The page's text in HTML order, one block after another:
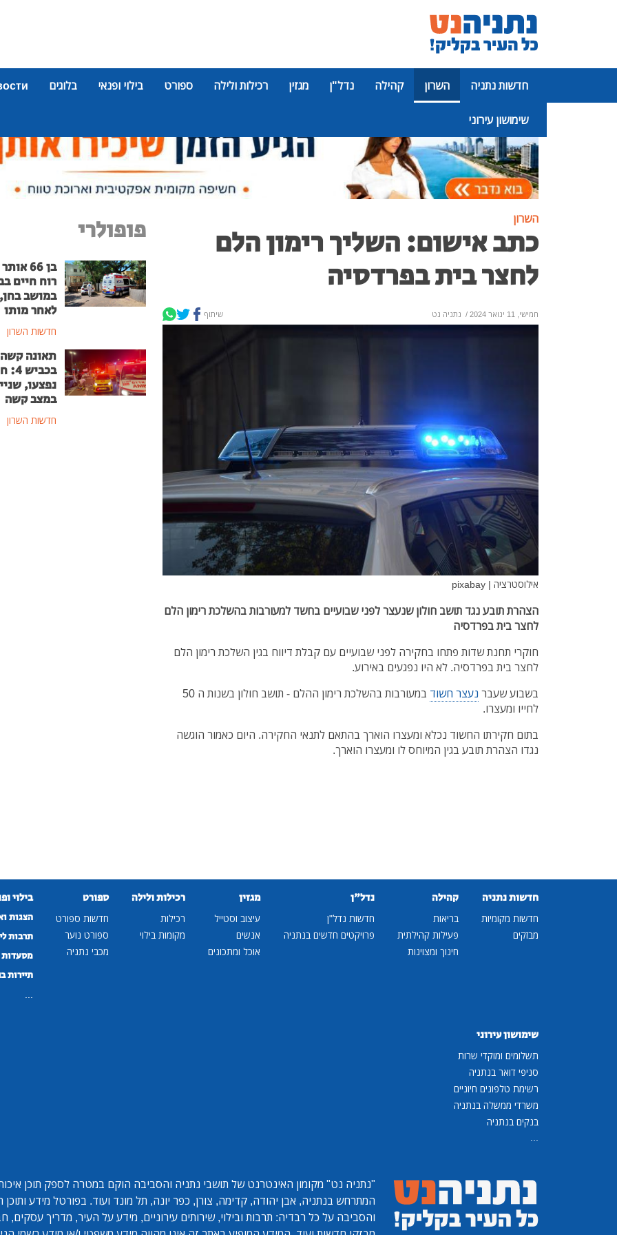
חדשות נתניה השרון קהילה נדל"ן מגזין רכילות ולילה ספורט בילוי ופנאי בלוגים
שימושון עירוני
פרסומת
השרון
כתב אישום: השליך רימון הלם
לחצר בית בפרדסיה
חמישי, 11 ינואר 2024 / נתניה נט שיתוף
אילוסטרציה | pixabay
הצהרת תובע נגד תושב חולון שנעצר לפני שבועיים בחשד למעורבות בהשלכת רימון הלם
לחצר בית בפרדסיה
חוקרי תחנת שדות פתחו בחקירה לפני שבועיים עם קבלת דיווח בגין השלכת רימון הלם
לחצר בית בפרדסיה. לא היו נפגעים באירוע.
בשבוע שעבר נעצר חשוד
במעורבות בהשלכת רימון ההלם - תושב חולון בשנות ה 50
לחייו ומעצרו.
בתום חקירתו החשוד נכלא ומעצרו הוארך בהתאם לתנאי החקירה. היום כאמור הוגשה
נגדו הצהרת תובע בגין המיוחס לו ומעצרו הוארך.
פופולרי
בן 66
רוח חיים
במושב
לאחר מותו
חדשות השרון
תאונה קשה
נפצעו,
במצב קשה
חדשות השרון
חדשות נתניה
חדשות מקומיות
מבזקים
קהילה
בריאות
פעילות קהילתית
חינוך ומצוינות
נדל"ן
חדשות נדל"ן
פרויקטים חדשים בנתניה
מגזין
עיצוב וסטייל
אנשים
אוכל ומתכונים
רכילות ולילה
רכילות
מקומות בילוי
ספורט
חדשות ספורט
ספורט נוער
מכבי נתניה
בילוי
הצגות
תרבות
מסעדות
תיירות
...
שימושון עירוני
תשלומים ומוקדי שרות
סניפי דואר בנתניה
רשימת טלפונים חיוניים
משרדי ממשלה בנתניה
בנקים בנתניה
...
"נתניה נט" מקומון האינטרנט של תושבי נתניה והסביבה הוקם במטרה לספק תוכן
המתרחש בנתניה, אבן יהודה, קדימה, צורן, כפר יונה, תל מונד ועוד. בפורטל מידע
והסביבה על כל רבדיה: תרבות ובילוי, שירותים עירוניים, מידע על העיר, מדריך עסקים,